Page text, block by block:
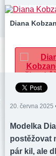
Diana
20. června 2025
Modelka
postěžovat
pár kil, ale